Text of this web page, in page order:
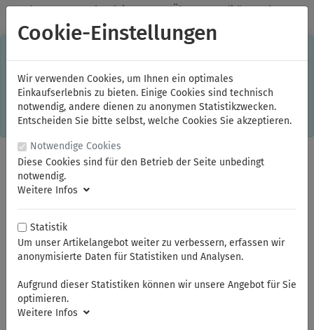
✓Jeden Monat starke Aktionen ✓Über 20 Qualitätsmarken ✓
Kostenlose Lieferung im Inland ab 150,00 Euro Bruttowarenwert
Einkaufserlebnis. Dabei werden beispielsweise die Session-
Informationen oder die Spracheinstellung auf Ihrem Rechner
gespeichert. Ohne Cookies ist der Funktionsumfang des
Online-Shops eingeschränkt. Sind Sie damit nicht
einverstanden, klicken Sie bitte hier.
Cookie-Einstellungen
Wir verwenden Cookies, um Ihnen ein optimales
Einkaufserlebnis zu bieten. Einige Cookies sind technisch
notwendig, andere dienen zu anonymen Statistikzwecken.
Entscheiden Sie bitte selbst, welche Cookies Sie akzeptieren.
Notwendige Cookies
Diese Cookies sind für den Betrieb der Seite unbedingt
notwendig.
Weitere Infos
Statistik
Um unser Artikelangebot weiter zu verbessern, erfassen wir
anonymisierte Daten für Statistiken und Analysen.
Aufgrund dieser Statistiken können wir unsere Angebot für Sie
optimieren.
Weitere Infos